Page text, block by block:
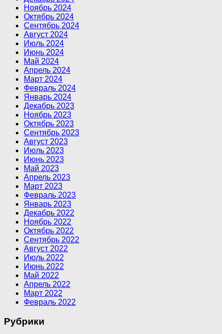
Ноябрь 2024
Октябрь 2024
Сентябрь 2024
Август 2024
Июль 2024
Июнь 2024
Май 2024
Апрель 2024
Март 2024
Февраль 2024
Январь 2024
Декабрь 2023
Ноябрь 2023
Октябрь 2023
Сентябрь 2023
Август 2023
Июль 2023
Июнь 2023
Май 2023
Апрель 2023
Март 2023
Февраль 2023
Январь 2023
Декабрь 2022
Ноябрь 2022
Октябрь 2022
Сентябрь 2022
Август 2022
Июль 2022
Июнь 2022
Май 2022
Апрель 2022
Март 2022
Февраль 2022
Рубрики